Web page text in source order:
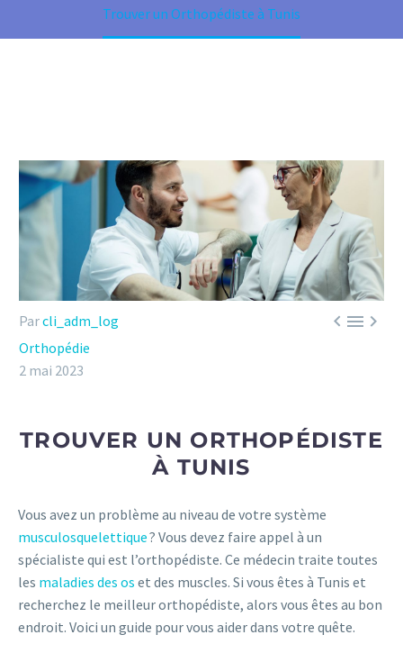
Trouver un Orthopédiste à Tunis

Parcli_adm_log
Orthopédie
2 mai 2023
TROUVER UN ORTHOPÉDISTE
À TUNIS
Vous avez un problème au niveau de votre système
musculosquelettique? Vous devez faire appel à un
spécialiste qui est l’orthopédiste. Ce médecin traite toutes
les maladies des os et des muscles. Si vous êtes à Tunis et
recherchez le meilleur orthopédiste, alors vous êtes au bon
endroit. Voici un guide pour vous aider dans votre quête.